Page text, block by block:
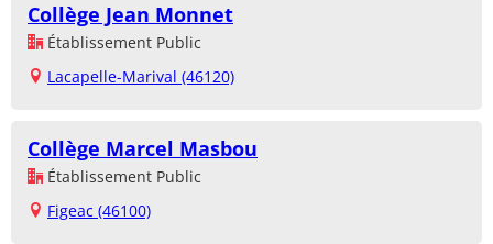
Collège Jean Monnet
Établissement Public
Lacapelle-Marival (46120)
Collège Marcel Masbou
Établissement Public
Figeac (46100)